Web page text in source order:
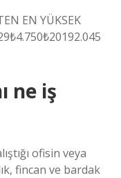
EN YÜKSEK
ne iş
ofisin veya
fincan ve bardak